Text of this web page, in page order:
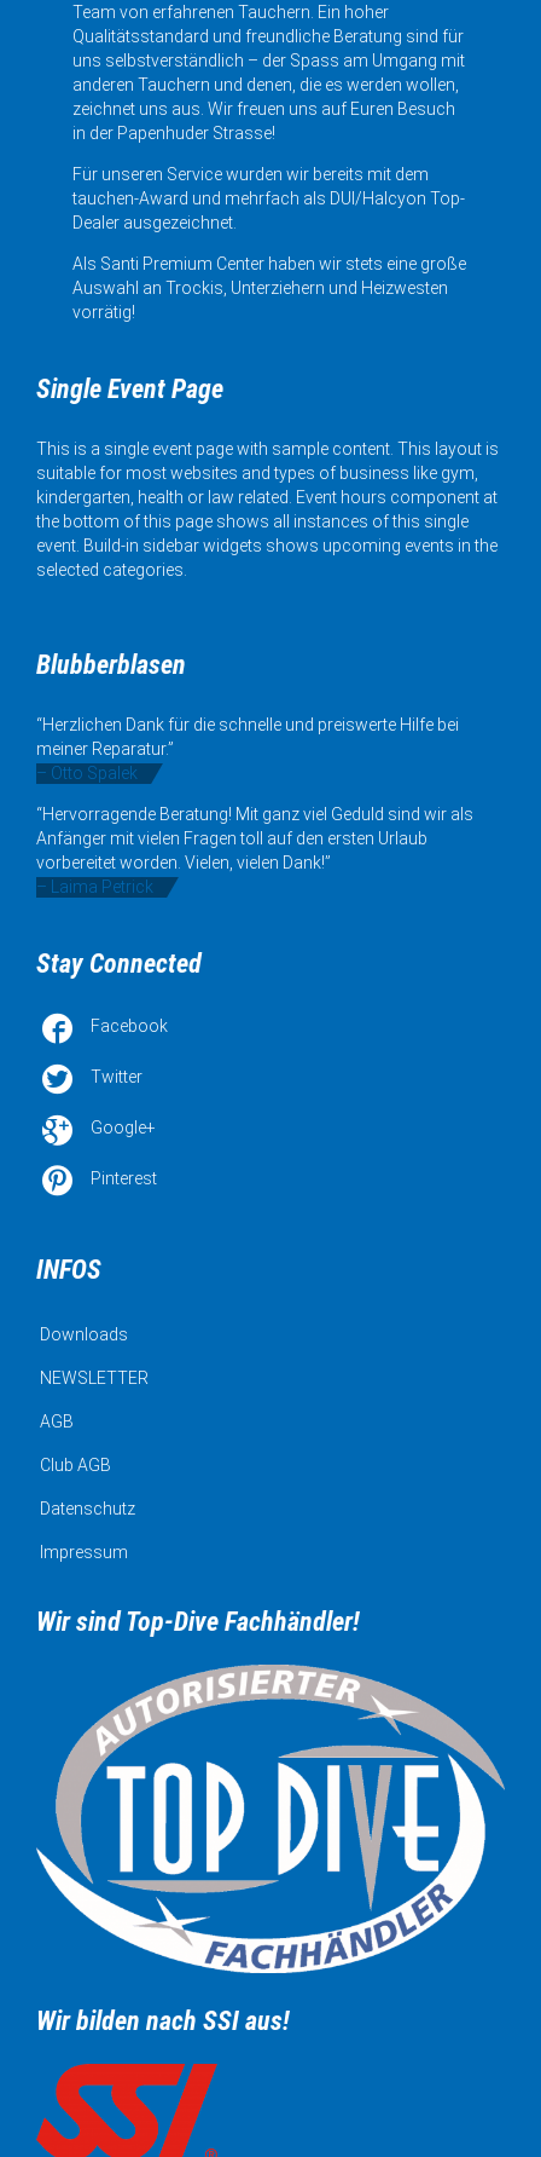
Team von erfahrenen Tauchern. Ein hoher
Qualitätsstandard und freundliche Beratung sind für
uns selbstverständlich – der Spass am Umgang mit
anderen Tauchern und denen, die es werden wollen,
zeichnet uns aus. Wir freuen uns auf Euren Besuch
in der Papenhuder Strasse!
Für unseren Service wurden wir bereits mit dem
tauchen-Award und mehrfach als DUI/Halcyon Top-
Dealer ausgezeichnet.
Als Santi Premium Center haben wir stets eine große
Auswahl an Trockis, Unterziehern und Heizwesten
vorrätig!
Single Event Page
This is a single event page with sample content. This layout is
suitable for most websites and types of business like gym,
kindergarten, health or law related. Event hours component at
the bottom of this page shows all instances of this single
event. Build-in sidebar widgets shows upcoming events in the
selected categories.
Blubberblasen
“Herzlichen Dank für die schnelle und preiswerte Hilfe bei
meiner Reparatur.”
– Otto Spalek
“Hervorragende Beratung! Mit ganz viel Geduld sind wir als
Anfänger mit vielen Fragen toll auf den ersten Urlaub
vorbereitet worden. Vielen, vielen Dank!”
– Laima Petrick
Stay Connected
 Facebook
 Twitter
 Google+
 Pinterest
INFOS
Downloads
NEWSLETTER
AGB
Club AGB
Datenschutz
Impressum
Wir sind Top-Dive Fachhändler!
Wir bilden nach SSI aus!